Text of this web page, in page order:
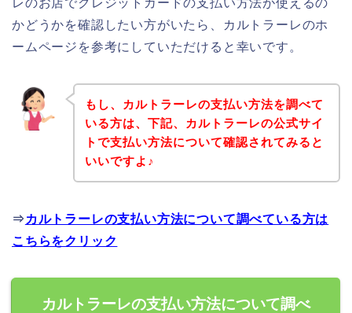
レのお店でクレジットカードの支払い方法が使えるの
かどうかを確認したい方がいたら、カルトラーレのホ
ームページを参考にしていただけると幸いです。
もし、カルトラーレの支払い方法を調べて
いる方は、下記、カルトラーレの公式サイ
トで支払い方法について確認されてみると
いいですよ♪
⇒ カルトラーレの支払い方法について調べている方は
こちらをクリック
カルトラーレの支払い方法について調べ